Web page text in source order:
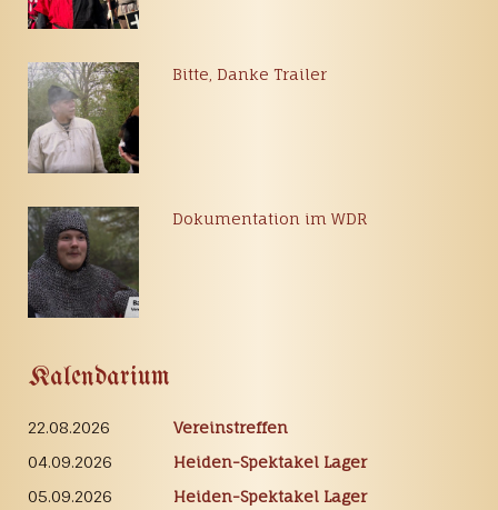
Bitte, Danke Trailer
Dokumentation im WDR
Kalendarium
22.08.2026
Vereinstreffen
04.09.2026
Heiden-Spektakel Lager
05.09.2026
Heiden-Spektakel Lager